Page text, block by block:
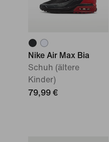
Nike Air Max Bia
Schuh (ältere
Kinder)
79,99 €